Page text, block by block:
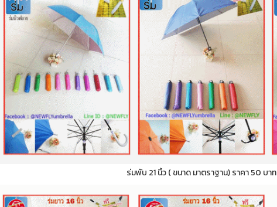
ร่มพับ 21 นิ้ว ( ขนาด มาตราฐาน) ราคา 50 บาท